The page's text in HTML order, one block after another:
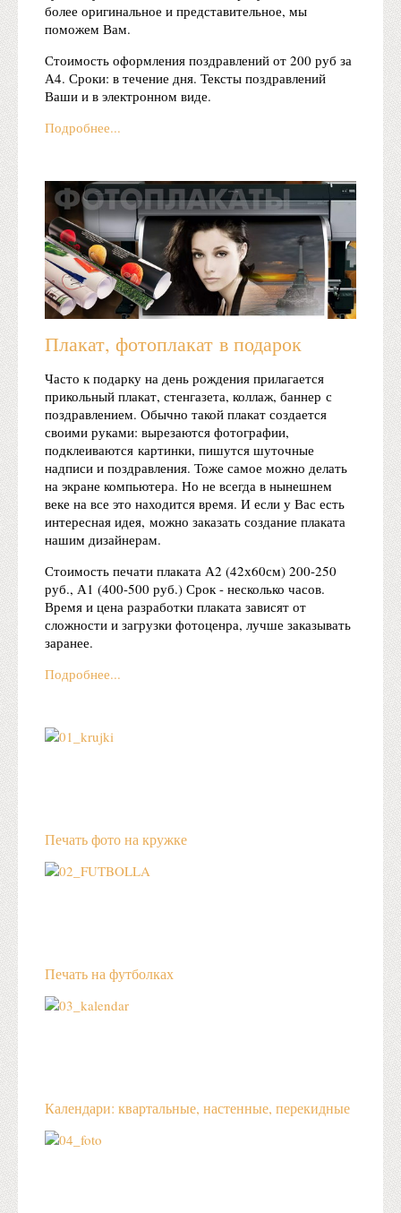
более оригинальное и представительное, мы
поможем Вам.
Стоимость оформления поздравлений от 200 руб за
А4. Сроки: в течение дня. Тексты поздравлений
Ваши и в электронном виде.
Подробнее...
Плакат, фотоплакат в подарок
Часто к подарку на день рождения прилагается
прикольный плакат, стенгазета, коллаж, баннер с
поздравлением. Обычно такой плакат создается
своими руками: вырезаются фотографии,
подклеиваются картинки, пишутся шуточные
надписи и поздравления. Тоже самое можно делать
на экране компьютера. Но не всегда в нынешнем
веке на все это находится время. И если у Вас есть
интересная идея, можно заказать создание плаката
нашим дизайнерам.
Стоимость печати плаката А2 (42х60см) 200-250
руб., А1 (400-500 руб.) Срок - несколько часов.
Время и цена разработки плаката зависят от
сложности и загрузки фотоценра, лучше заказывать
заранее.
Подробнее...
Печать фото на кружке
Печать на футболках
Календари: квартальные, настенные, перекидные